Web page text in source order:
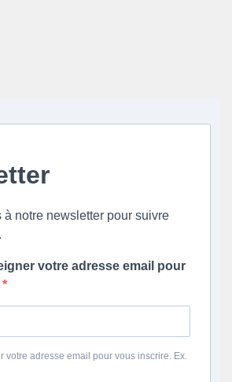
à notre newsletter pour suivre
votre adresse email pour
votre adresse email pour vous inscrire. Ex.